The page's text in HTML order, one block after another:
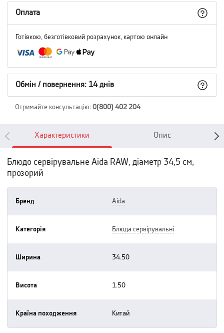
Оплата
Готівкою, безготівковий розрахунок, картою онлайн
Обмін / повернення: 14 днів
Отримайте консультацію: 0(800) 402 204
Характеристики Опис
Блюдо сервірувальне Aida RAW, діаметр 34,5 см,
прозорий
Бренд aida
Категорія блюда сервірувальні
Ширина 34.50
Висота 1.50
Країна походження китай